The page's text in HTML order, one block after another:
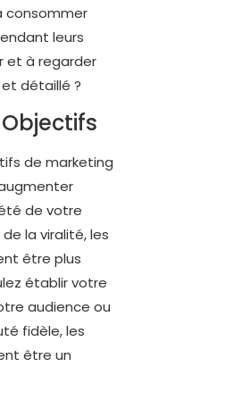
consommer
leurs
et à regarder
détaillé ?
de marketing
de votre
la viralité, les
être plus
établir votre
audience ou
fidèle, les
être un